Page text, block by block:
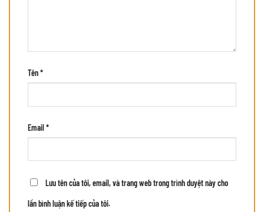
Tên*
Email*
Lưu tên của tôi, email, và trang web trong trình duyệt này cho
lần bình luận kế tiếp của tôi.